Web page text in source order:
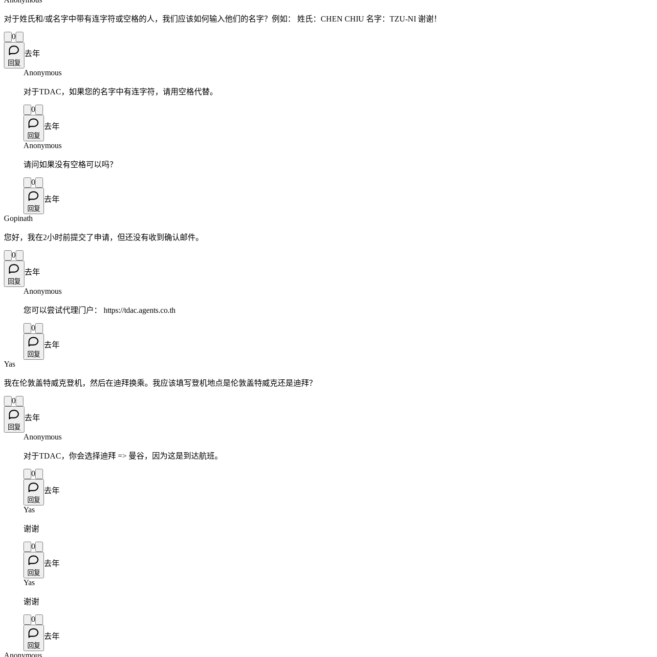
对于姓氏和/或名字中带有连字符或空格的人，我们应该如何输入他们的名字？例如： 姓氏：CHEN CHIU 名字：TZU-NI 谢谢！
0
回复
去年
Anonymous
对于TDAC，如果您的名字中有连字符，请用空格代替。
0
回复
去年
Anonymous
请问如果没有空格可以吗？
0
回复
去年
Gopinath
您好，我在2小时前提交了申请，但还没有收到确认邮件。
0
回复
去年
Anonymous
您可以尝试代理门户： https://tdac.agents.co.th
0
回复
去年
Yas
我在伦敦盖特威克登机，然后在迪拜换乘。我应该填写登机地点是伦敦盖特威克还是迪拜？
0
回复
去年
Anonymous
对于TDAC，你会选择迪拜 => 曼谷，因为这是到达航班。
0
回复
去年
Yas
谢谢
0
回复
去年
Yas
谢谢
0
回复
去年
Anonymous